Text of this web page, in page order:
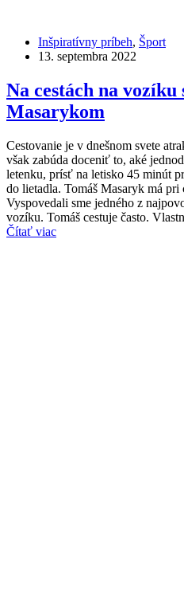
Inšpiratívny príbeh, Šport
13. septembra 2022
Na cestách na vozíku
Masarykom
Cestovanie je v dnešnom svete
však zabúda doceniť to, aké
letenku, prísť na letisko 45 minút
do lietadla. Tomáš Masaryk má
Vyspovedali sme jedného z
vozíku. Tomáš cestuje často.
Čítať viac